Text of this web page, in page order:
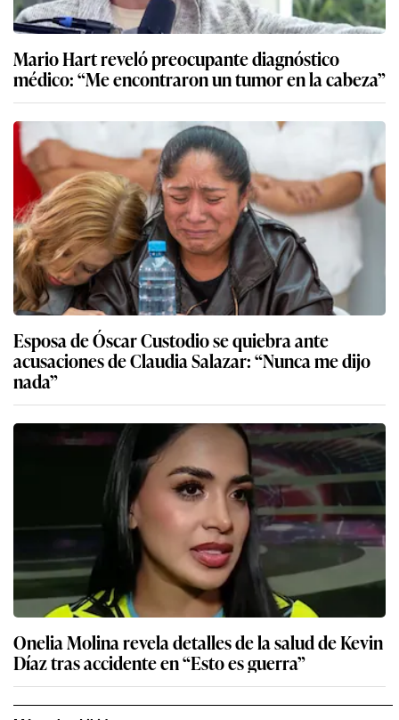
Mario Hart reveló preocupante diagnóstico
médico: “Me encontraron un tumor en la cabeza”
Esposa de Óscar Custodio se quiebra ante
acusaciones de Claudia Salazar: “Nunca me dijo
nada”
Onelia Molina revela detalles de la salud de Kevin
Díaz tras accidente en “Esto es guerra”